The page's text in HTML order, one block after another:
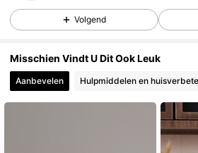
4.89 3.9K Volgers
4.89 3.9K Volgers
3.9K Volgers
Volgend
Misschien Vindt U Dit Ook Leuk
Aanbevelen Hulpmiddelen en